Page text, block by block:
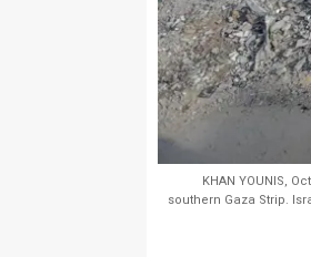
KHAN YOUNIS,
southern Gaza Strip.